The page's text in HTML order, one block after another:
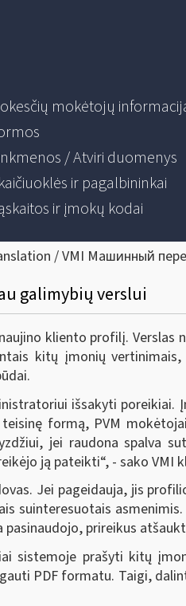
mokėtojų
/ Atviri duomenys
ir pagalbininkai
ir įmokų kodai
/ VMI Машинный
galimybių verslui
kliento profilį.
kitų įmonių
išsakyti
formą, PVM
jei raudona spalva
ją pateikti“, - sako VMI
Jei pageidauja, jis
suinteresuotais
prireikus
sistemoje prašyti kitų
PDF formatu. Taigi,